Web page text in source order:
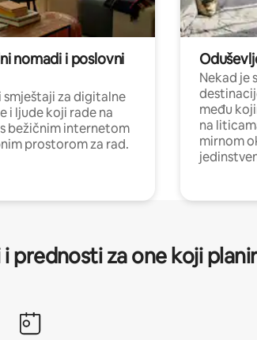
nomadi i poslovni
smještaji za digitalne
i ljude koji rade na
bežičnim internetom
prostorom za rad.
Nekad je
među
na
mirnom
i prednosti za one koji